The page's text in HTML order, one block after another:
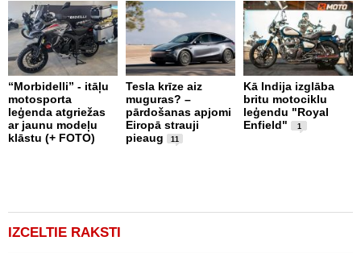
“Morbidelli” - itāļu
motosporta
leģenda atgriežas
ar jaunu modeļu
klāstu (+ FOTO)
Tesla krīze aiz
muguras? –
pārdošanas apjomi
Eiropā strauji
pieaug
11
Kā Indija izglāba
britu motociklu
leģendu "Royal
Enfield"
1
IZCELTIE RAKSTI